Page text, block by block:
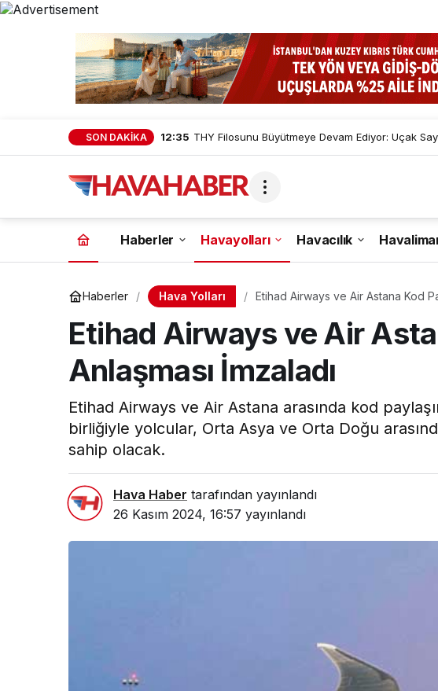
SON DAKİKA 12:35 THY Filosunu Büyütmeye Devam Ediyor: Uçak
Haberler Havayolları Havacılık
Haberler Hava Yolları Etihad Airways ve Air Astana Kod
Etihad Airways ve Air
Anlaşması İmzaladı
Etihad Airways ve Air Astana arasında kod
birliğiyle yolcular, Orta Asya ve Orta Doğu
sahip olacak.
Hava Haber tarafından yayınlandı
26 Kasım 2024, 16:57 yayınlandı